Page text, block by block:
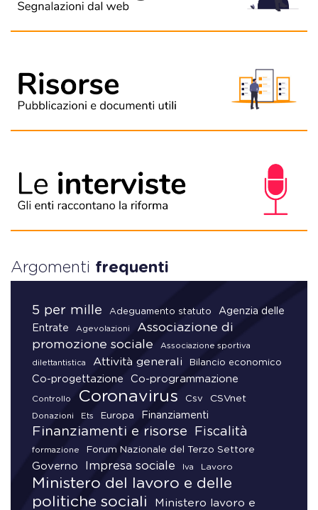
Argomenti frequenti
5 per mille Adeguamento statuto
Agenzia delle
Entrate
Agevolazioni
Associazione di
promozione sociale
Associazione sportiva
dilettantistica Attività generali Bilancio economico
Co-progettazione Co-programmazione
Controllo Coronavirus Csv CSVnet
Donazioni Ets Europa Finanziamenti
Finanziamenti e risorse Fiscalità
formazione Forum Nazionale del Terzo Settore
Governo Impresa sociale Iva Lavoro
Ministero del lavoro e delle
politiche sociali
Ministero lavoro e